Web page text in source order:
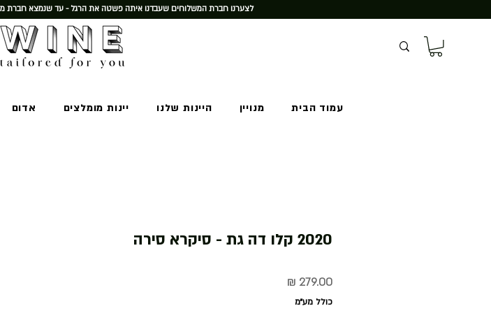
לצערנו חברת המשלוחים שעבדנו איתה פשטה את הרגל - עד שנמצא חברת
עמוד הבית מנויין היינות שלנו יינות מומלצים אדום
2020 קלו דה גת - סיקרא סירה
כולל מע״מ